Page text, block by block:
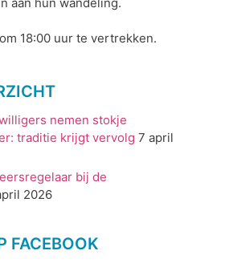
18:00 uur te vertrekken.
nemen stokje
traditie krijgt vervolg 7 april
bij de
2026
FACEBOOK